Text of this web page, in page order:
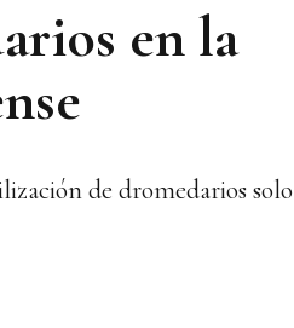
en la
de dromedarios solo